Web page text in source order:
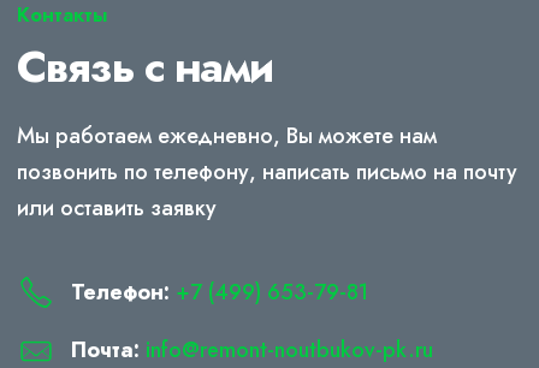
Контакты
Связь с нами
Мы работаем ежедневно, Вы можете нам
позвонить по телефону, написать письмо на почту
или оставить заявку
Телефон: +7 (499) 653-79-81
Почта: info@remont-noutbukov-pk.ru